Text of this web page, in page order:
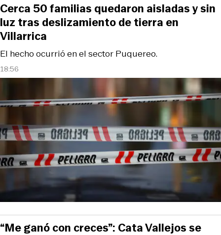
18:56
El hecho ocurrió en el sector Puquereo.
Cerca 50 familias quedaron aisladas y sin
luz tras deslizamiento de tierra en
Villarrica
“Me ganó con creces”: Cata Vallejos se